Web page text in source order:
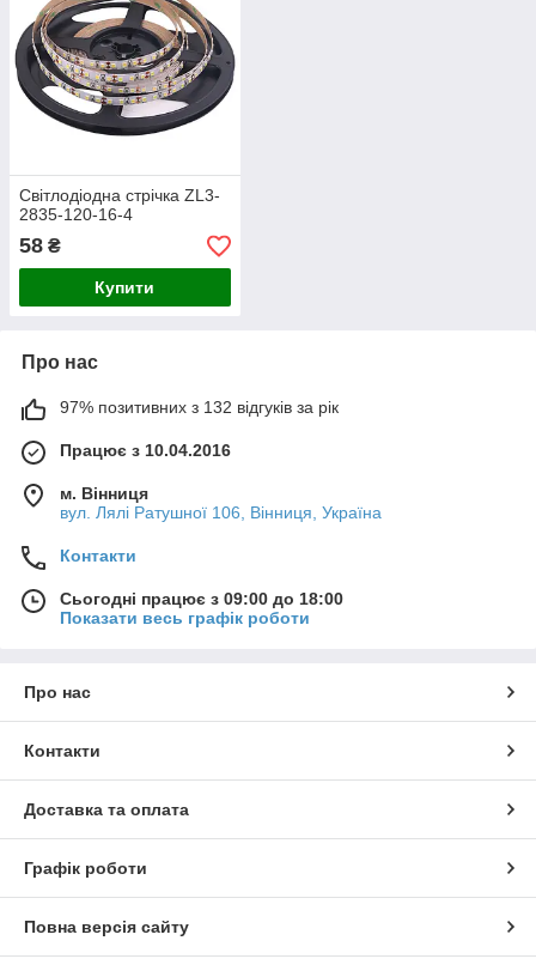
Світлодіодна стрічка ZL3-
2835-120-16-4
58 ₴
Купити
Про нас
97% позитивних з 132 відгуків за рік
Працює з 10.04.2016
м. Вінниця
вул. Лялі Ратушної 106, Вінниця, Україна
Контакти
Сьогодні працює з 09:00 до 18:00
Показати весь графік роботи
Про нас
Контакти
Доставка та оплата
Графік роботи
Повна версія сайту